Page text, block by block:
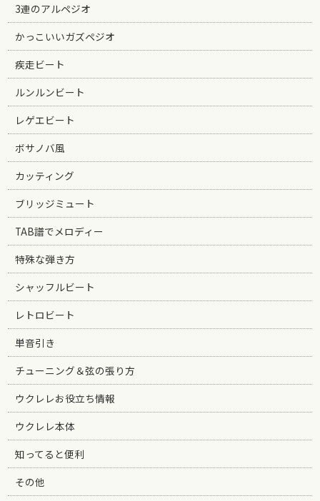
3連のアルペジオ
かっこいいガズペジオ
疾走ビート
ルンルンビート
レゲエビート
ボサノバ風
カッティング
ブリッジミュート
TAB譜でメロディー
特殊な弾き方
シャッフルビート
レトロビート
単音引き
チューニング＆弦の張り方
ウクレレお役立ち情報
ウクレレ本体
知ってると便利
その他